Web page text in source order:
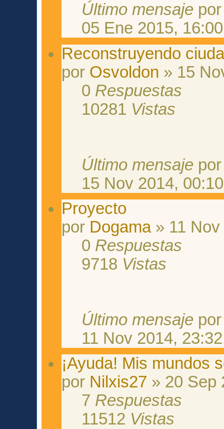
Último mensaje
05 Ene 2015, 16:00
Reconstruyendo
por Osvoldon » 15
0 Respuestas
10281 Vistas
Último mensaje
15 Nov 2014, 00:10
Proyecto
por Dogama» 11 Nov
0 Respuestas
9718 Vistas
Último mensaje
11 Nov 2014, 23:32
¡Ayuda! Mis mundos
por Nilxis27 » 20 Sep
7 Respuestas
11512 Vistas